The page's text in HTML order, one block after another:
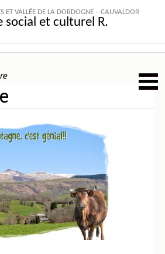
ET VALLÉE DE LA DORDOGNE – CAUVALDOR
social et culturel R.